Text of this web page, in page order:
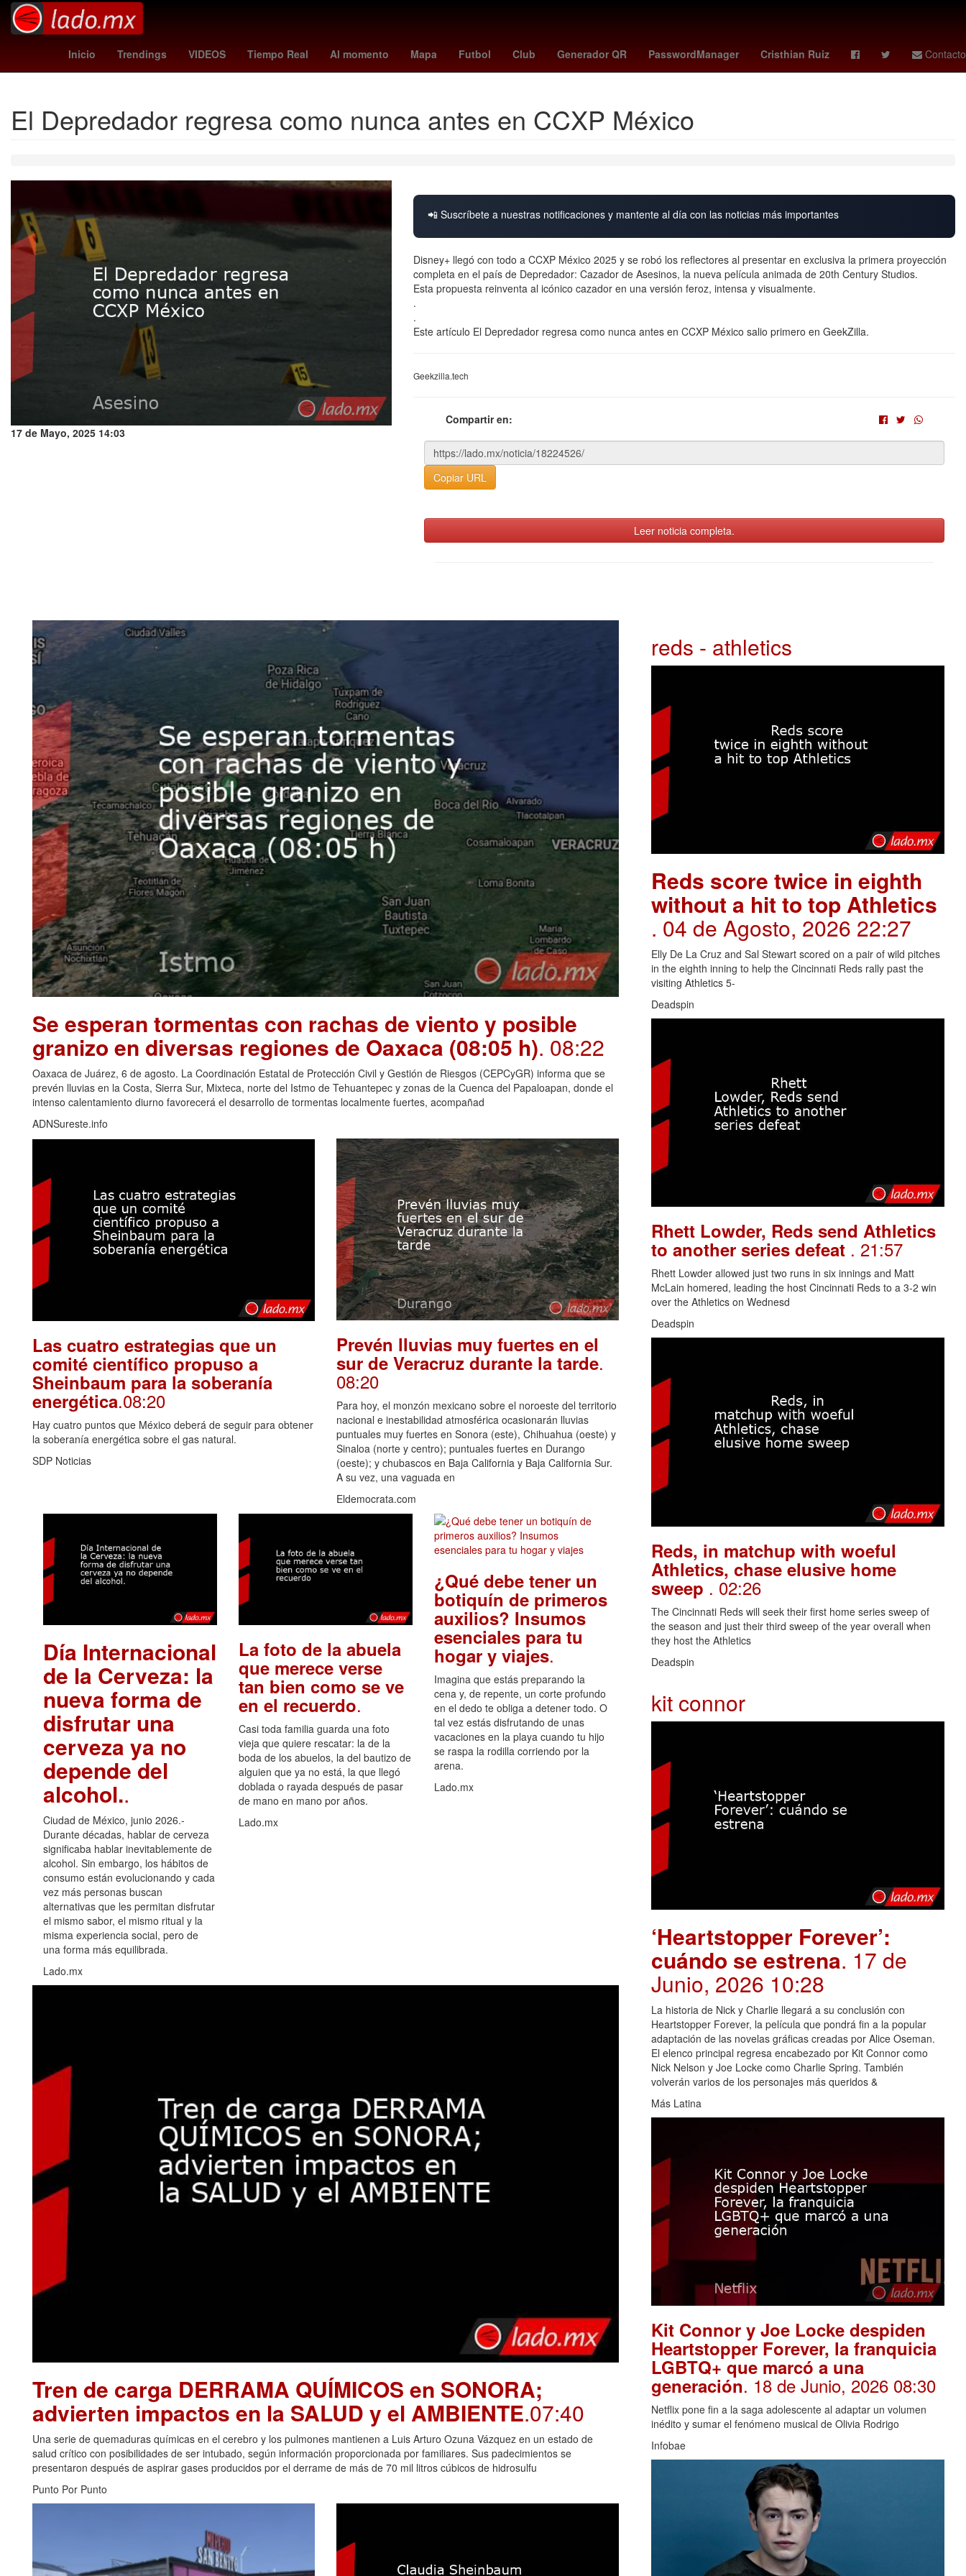
Inicio Trendings VIDEOS Tiempo Real Al momento Mapa Futbol Club Generador QR PasswordManager Cristhian Ruiz Contacto
Senador Inundación Remdesivir metroid prime 4 cuando juega colombia Puebla de Zaragoza Pozole Napoli vs Tecate Nuevo Laredo
El Depredador regresa como nunca antes en CCXP México
17 de Mayo, 2025 14:03
📲 Suscríbete a nuestras notificaciones y mantente al día con las noticias más importantes
Disney+ llegó con todo a CCXP México 2025 y se robó los reflectores al presentar en exclusiva la primera proyección
completa en el país de Depredador: Cazador de Asesinos, la nueva película animada de 20th Century Studios.
Esta propuesta reinventa al icónico cazador en una versión feroz, intensa y visualmente.
.
.
Este artículo El Depredador regresa como nunca antes en CCXP México salio primero en GeekZilla.
Geekzilla.tech
Compartir en:
Copiar URL
Leer noticia completa.
Se esperan tormentas con rachas de viento y posible
granizo en diversas regiones de Oaxaca (08:05 h). 08:22
Oaxaca de Juárez, 6 de agosto. La Coordinación Estatal de Protección Civil y Gestión de Riesgos (CEPCyGR) informa que se
prevén lluvias en la Costa, Sierra Sur, Mixteca, norte del Istmo de Tehuantepec y zonas de la Cuenca del Papaloapan, donde el
intenso calentamiento diurno favorecerá el desarrollo de tormentas localmente fuertes, acompañad
ADNSureste.info
Las cuatro estrategias que un
comité científico propuso a
Sheinbaum para la soberanía
energética.08:20
Hay cuatro puntos que México deberá de seguir para obtener
la soberanía energética sobre el gas natural.
SDP Noticias
Prevén lluvias muy fuertes en el
sur de Veracruz durante la tarde.
08:20
Para hoy, el monzón mexicano sobre el noroeste del territorio
nacional e inestabilidad atmosférica ocasionarán lluvias
puntuales muy fuertes en Sonora (este), Chihuahua (oeste) y
Sinaloa (norte y centro); puntuales fuertes en Durango
(oeste); y chubascos en Baja California y Baja California Sur.
A su vez, una vaguada en
Eldemocrata.com
Día Internacional
de la Cerveza: la
nueva forma de
disfrutar una
cerveza ya no
depende del
alcohol..
Ciudad de México, junio 2026.-
Durante décadas, hablar de cerveza
significaba hablar inevitablemente de
alcohol. Sin embargo, los hábitos de
consumo están evolucionando y cada
vez más personas buscan
alternativas que les permitan disfrutar
el mismo sabor, el mismo ritual y la
misma experiencia social, pero de
una forma más equilibrada.
Lado.mx
La foto de la abuela
que merece verse
tan bien como se ve
en el recuerdo.
Casi toda familia guarda una foto
vieja que quiere rescatar: la de la
boda de los abuelos, la del bautizo de
alguien que ya no está, la que llegó
doblada o rayada después de pasar
de mano en mano por años.
Lado.mx
¿Qué debe tener un
botiquín de primeros
auxilios? Insumos
esenciales para tu
hogar y viajes.
Imagina que estás preparando la
cena y, de repente, un corte profundo
en el dedo te obliga a detener todo. O
tal vez estás disfrutando de unas
vacaciones en la playa cuando tu hijo
se raspa la rodilla corriendo por la
arena.
Lado.mx
Tren de carga DERRAMA QUÍMICOS en SONORA;
advierten impactos en la SALUD y el AMBIENTE.07:40
Una serie de quemaduras químicas en el cerebro y los pulmones mantienen a Luis Arturo Ozuna Vázquez en un estado de
salud crítico con posibilidades de ser intubado, según información proporcionada por familiares. Sus padecimientos se
presentaron después de aspirar gases producidos por el derrame de más de 70 mil litros cúbicos de hidrosulfu
Punto Por Punto
reds - athletics
Reds score twice in eighth
without a hit to top Athletics
. 04 de Agosto, 2026 22:27
Elly De La Cruz and Sal Stewart scored on a pair of wild pitches
in the eighth inning to help the Cincinnati Reds rally past the
visiting Athletics 5-
Deadspin
Rhett Lowder, Reds send Athletics
to another series defeat . 21:57
Rhett Lowder allowed just two runs in six innings and Matt
McLain homered, leading the host Cincinnati Reds to a 3-2 win
over the Athletics on Wednesd
Deadspin
Reds, in matchup with woeful
Athletics, chase elusive home
sweep . 02:26
The Cincinnati Reds will seek their first home series sweep of
the season and just their third sweep of the year overall when
they host the Athletics
Deadspin
kit connor
‘Heartstopper Forever’:
cuándo se estrena. 17 de
Junio, 2026 10:28
La historia de Nick y Charlie llegará a su conclusión con
Heartstopper Forever, la película que pondrá fin a la popular
adaptación de las novelas gráficas creadas por Alice Oseman.
El elenco principal regresa encabezado por Kit Connor como
Nick Nelson y Joe Locke como Charlie Spring. También
volverán varios de los personajes más queridos &
Más Latina
Kit Connor y Joe Locke despiden
Heartstopper Forever, la franquicia
LGBTQ+ que marcó a una
generación. 18 de Junio, 2026 08:30
Netflix pone fin a la saga adolescente al adaptar un volumen
inédito y sumar el fenómeno musical de Olivia Rodrigo
Infobae